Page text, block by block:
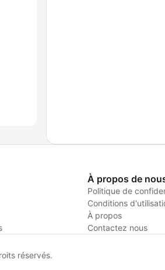
À propos de
Politique de
Conditions
À propos
Contactez nous
réservés.